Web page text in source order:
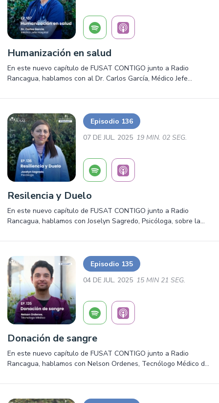
Humanización en salud
En este nuevo capítulo de FUSAT CONTIGO junto a Radio
Rancagua, hablamos con al Dr. Carlos García, Médico Jefe
mucho más ¡Escúchalo ya!
Episodio 136
07 DE JUL. 2025 19 MIN. 02 SEG.
Resilencia y Duelo
En este nuevo capítulo de FUSAT CONTIGO junto a Radio
Rancagua, hablamos con Joselyn Sagredo, Psicóloga, sobre la
ya!
Episodio 135
04 DE JUL. 2025 15 MIN 21 SEG.
Donación de sangre
En este nuevo capítulo de FUSAT CONTIGO junto a Radio
Rancagua, hablamos con Nelson Ordenes, Tecnólogo Médico del
prevención y mucho más ¡Escúchalo ya!